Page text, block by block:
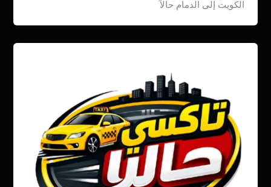
الكويت إلى الدمام حالاً